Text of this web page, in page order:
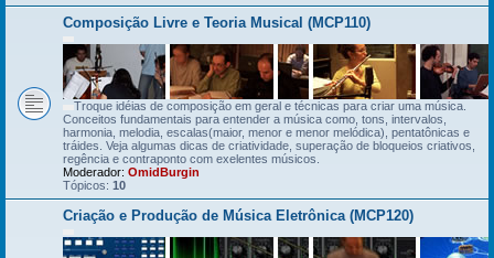
Composição Livre e Teoria Musical (MCP110)
Troque idéias de composição em geral e técnicas para criar uma música.
Conceitos fundamentais para entender a música como, tons, intervalos,
harmonia, melodia, escalas(maior, menor e menor melódica), pentatônicas e
tráides. Veja algumas dicas de criatividade, superação de bloqueios criativos,
regência e contraponto com exelentes músicos.
Moderador: OmidBurgin
Tópicos: 10
Criação e Produção de Música Eletrônica (MCP120)